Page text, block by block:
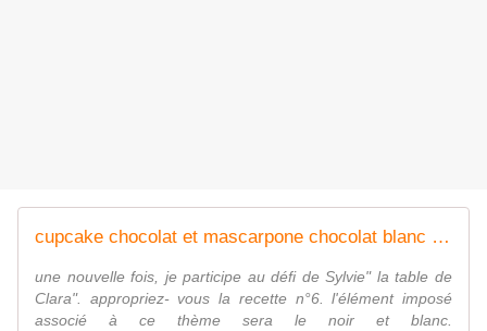
cupcake chocolat et mascarpone chocolat blanc - la cuisine de josette
une nouvelle fois, je participe au défi de Sylvie" la table de
Clara". appropriez- vous la recette n°6. l'élément imposé
associé à ce thème sera le noir et blanc.